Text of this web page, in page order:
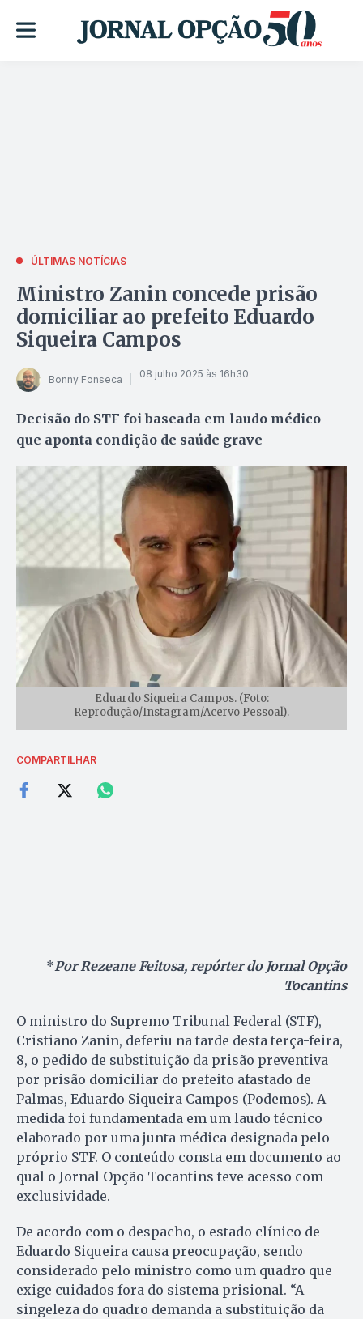
ÚLTIMAS NOTÍCIAS
Ministro Zanin concede prisão
domiciliar ao prefeito Eduardo
Siqueira Campos
Bonny Fonseca 08 julho 2025 às 16h30
Decisão do STF foi baseada em laudo médico
que aponta condição de saúde grave
Eduardo Siqueira Campos. (Foto:
Reprodução/Instagram/Acervo Pessoal).
COMPARTILHAR
*Por Rezeane Feitosa, repórter do Jornal Opção
Tocantins
O ministro do Supremo Tribunal Federal (STF),
Cristiano Zanin, deferiu na tarde desta terça-feira,
8, o pedido de substituição da prisão preventiva
por prisão domiciliar do prefeito afastado de
Palmas, Eduardo Siqueira Campos (Podemos). A
medida foi fundamentada em um laudo técnico
elaborado por uma junta médica designada pelo
próprio STF. O conteúdo consta em documento ao
qual o Jornal Opção Tocantins teve acesso com
exclusividade.
De acordo com o despacho, o estado clínico de
Eduardo Siqueira causa preocupação, sendo
considerado pelo ministro como um quadro que
exige cuidados fora do sistema prisional. “A
singeleza do quadro demanda a substituição da